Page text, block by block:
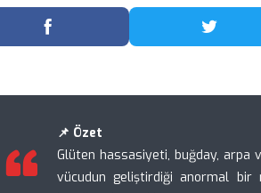
Facebook'ta Paylaş
📌 Özet
Glüten hassasiyeti, buğday, arpa
vücudun geliştirdiği anormal bir